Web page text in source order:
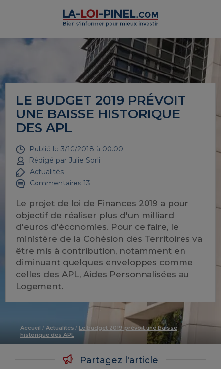
LE BUDGET 2019 PRÉVOIT
UNE BAISSE HISTORIQUE
DES APL
Publié le 3/10/2018 à 00:00
Rédigé par Julie Sorli
Actualités
Commentaires 13
Le projet de loi de Finances 2019 a pour
objectif de réaliser plus d'un milliard
d'euros d'économies. Pour ce faire, le
ministère de la Cohésion des Territoires va
être mis à contribution, notamment en
diminuant quelques enveloppes comme
celles des APL, Aides Personnalisées au
Logement.
Accueil / Actualités / Le budget 2019 prévoit une baisse
historique des APL
Partagez l'article